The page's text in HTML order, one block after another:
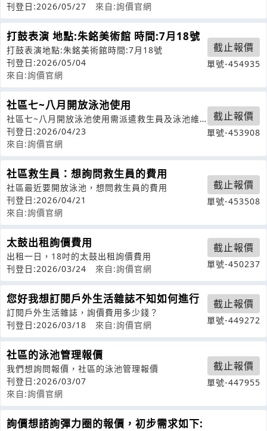
園的牆面，或三樓欄杆有沒有對外租借廣
刊登日:2026/05/27 來自:詢價官網
打鼓表演 地點:朱銘美術館 時間:7月18號
打鼓表演地點:朱銘美術館時間:7月18號
刊登日:2026/05/04
來自:詢價官網
截止報價
單號-454935
社區七~八月開放泳池使用
社區七~八月開放泳池使用需派遣救生員及泳池維
護管理
刊登日:2026/04/23
來自:詢價官網
截止報價
單號-453908
社區救生員：想詢問救生員的費用
社區最近要開放泳池，想問救生員的費用
刊登日:2026/04/21
來自:詢價官網
截止報價
單號-453508
太鼓出租詢價費用
出租一日，18吋的太鼓出租詢價費用
刊登日:2026/03/24
來自:詢價官網
截止報價
單號-450237
您好我想訂閱戶外生活雜誌不知如何進行
訂閱戶外生活雜誌，詢價費用多少錢？
刊登日:2026/03/18
來自:詢價官網
截止報價
單號-449272
社區的泳池管理報價
我們想詢問報價，社區的泳池管理報價
刊登日:2026/03/07
來自:詢價官網
截止報價
單號-447955
詢價想諮詢彈力圈的報價，初步需求如下: